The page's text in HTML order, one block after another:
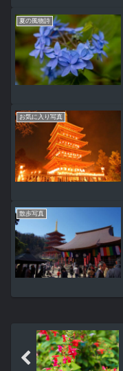
夏の風物詩
お気に入り写真
散歩写真